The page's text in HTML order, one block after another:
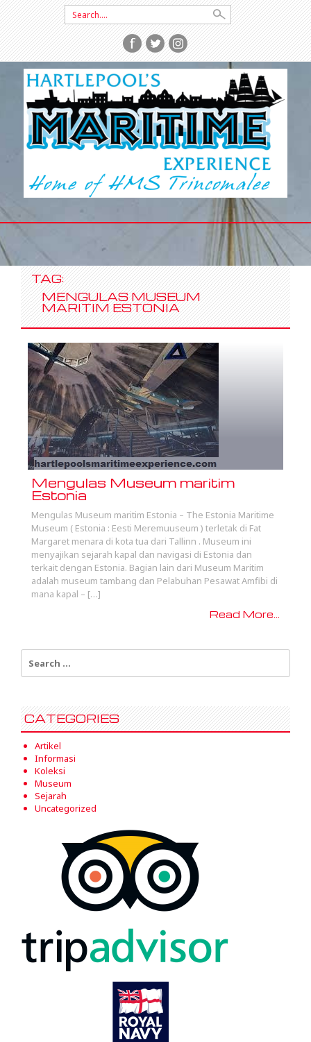
Search
for:
CONTENT
TAG:
MENGULAS MUSEUM
MARITIM ESTONIA
Mengulas Museum maritim
Estonia
Mengulas Museum maritim Estonia – The Estonia Maritime
Museum ( Estonia : Eesti Meremuuseum ) terletak di Fat
Margaret menara di kota tua dari Tallinn . Museum ini
menyajikan sejarah kapal dan navigasi di Estonia dan
terkait dengan Estonia. Bagian lain dari Museum Maritim
adalah museum tambang dan Pelabuhan Pesawat Amfibi di
mana kapal – […]
Read More...
Search
for:
CATEGORIES
Artikel
Informasi
Koleksi
Museum
Sejarah
Uncategorized